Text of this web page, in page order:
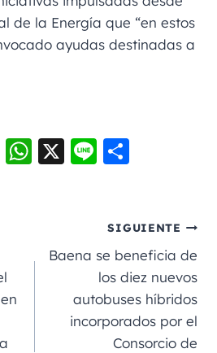
de la Energía que “en estos
ayudas destinadas a
M
g
er
W
A
X
Li
p
a
rt
ir
SIGUIENTE
Baena se beneficia de
los diez nuevos
autobuses híbridos
incorporados por el
Consorcio de